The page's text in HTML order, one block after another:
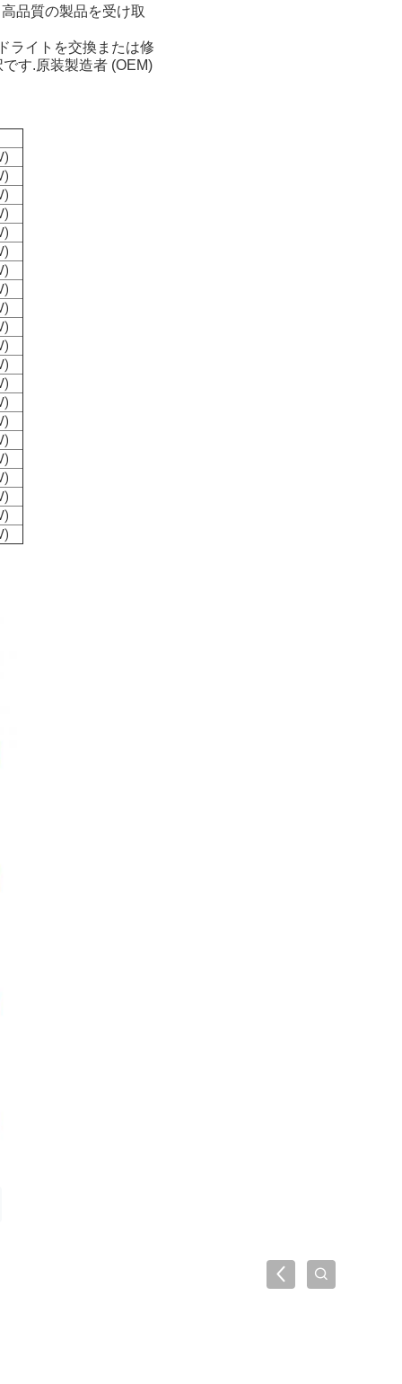
品質の製品を受け取
ライトを交換または修
す.原装製造者 (OEM)